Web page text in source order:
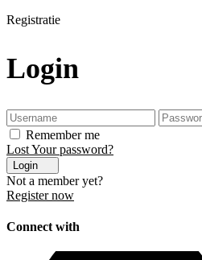
Registratie
Login
Remember me
Lost Your password?
Login
Not a member yet?
Register now
Connect with